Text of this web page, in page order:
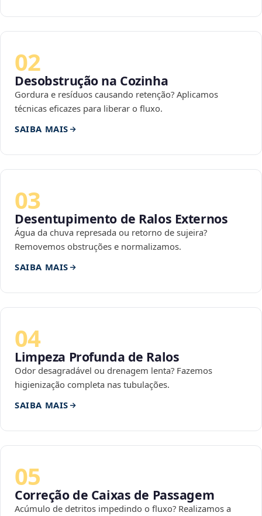
02
Desobstrução na Cozinha
Gordura e resíduos causando retenção? Aplicamos
técnicas eficazes para liberar o fluxo.
SAIBA MAIS
03
Desentupimento de Ralos Externos
Água da chuva represada ou retorno de sujeira?
Removemos obstruções e normalizamos.
SAIBA MAIS
04
Limpeza Profunda de Ralos
Odor desagradável ou drenagem lenta? Fazemos
higienização completa nas tubulações.
SAIBA MAIS
05
Correção de Caixas de Passagem
Acúmulo de detritos impedindo o fluxo? Realizamos a